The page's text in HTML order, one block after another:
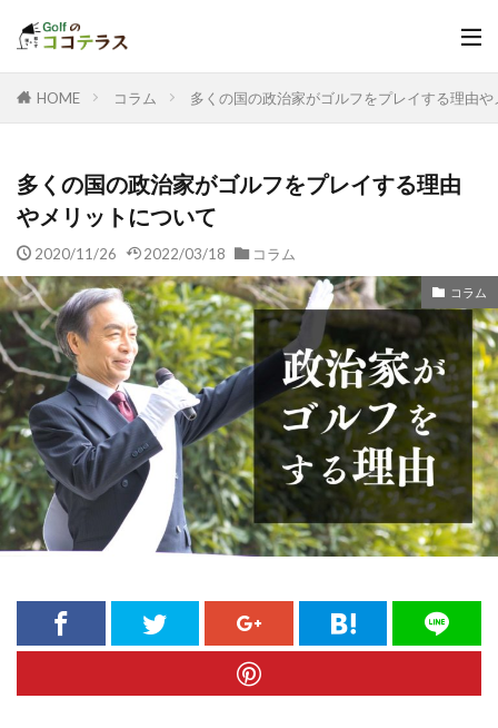
HOME コラム 多くの国の政治家がゴルフをプレイする理由
多くの国の政治家がゴルフをプレイする理由
やメリットについて
2020/11/26 2022/03/18 コラム
コラム